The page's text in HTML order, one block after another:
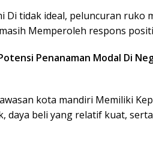
Di tidak ideal, peluncuran
Memperoleh respons
Penanaman Modal Di
kota mandiri Memiliki
daya beli yang relatif kuat,